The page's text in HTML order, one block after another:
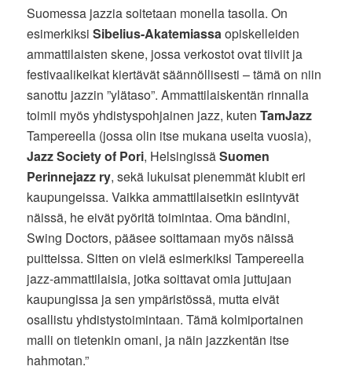
Suomessa jazzia soitetaan monella tasolla. On
esimerkiksiSibelius-Akatemiassaopiskelleiden
ammattilaisten skene, jossa verkostot ovat tiiviit ja
festivaalikeikat kiertävät säännöllisesti – tämä on niin
sanottu jazzin ”ylätaso”. Ammattilaiskentän rinnalla
toimii myös yhdistyspohjainen jazz, kutenTamJazz
Tampereella (jossa olin itse mukana useita vuosia),
Jazz Society of Pori, HelsingissäSuomen
Perinnejazz ry, sekä lukuisat pienemmät klubit eri
kaupungeissa. Vaikka ammattilaisetkin esiintyvät
näissä, he eivät pyöritä toimintaa. Oma bändini,
Swing Doctors, pääsee soittamaan myös näissä
puitteissa. Sitten on vielä esimerkiksi Tampereella
jazz-ammattilaisia, jotka soittavat omia juttujaan
kaupungissa ja sen ympäristössä, mutta eivät
osallistu yhdistystoimintaan. Tämä kolmiportainen
malli on tietenkin omani, ja näin jazzkentän itse
hahmotan.”